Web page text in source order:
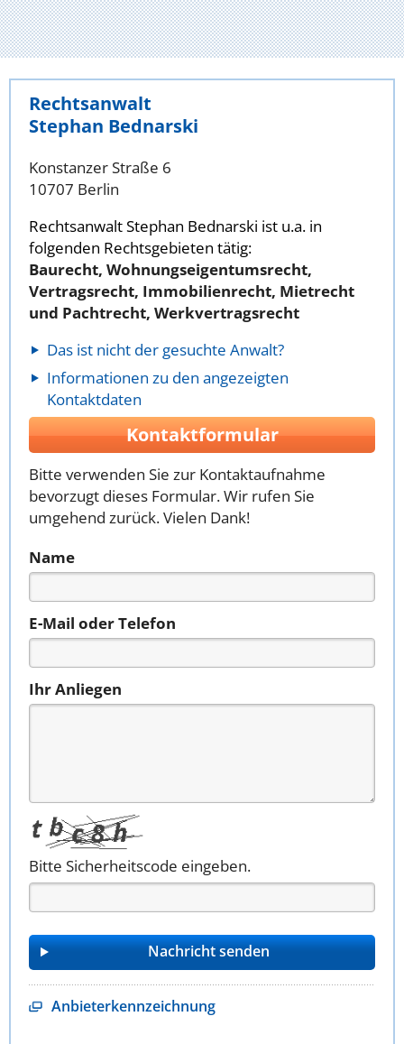
Rechtsanwalt
Stephan Bednarski
Konstanzer Straße 6
10707 Berlin
Rechtsanwalt Stephan Bednarski ist u.a. in
folgenden Rechtsgebieten tätig:
Baurecht, Wohnungseigentumsrecht,
Vertragsrecht, Immobilienrecht, Mietrecht
und Pachtrecht, Werkvertragsrecht
Das ist nicht der gesuchte Anwalt?
Informationen zu den angezeigten
Kontaktdaten
Kontaktformular
Bitte verwenden Sie zur Kontaktaufnahme
bevorzugt dieses Formular. Wir rufen Sie
umgehend zurück. Vielen Dank!
Name
E-Mail oder Telefon
Ihr Anliegen
Bitte Sicherheitscode eingeben.
Anbieterkennzeichnung